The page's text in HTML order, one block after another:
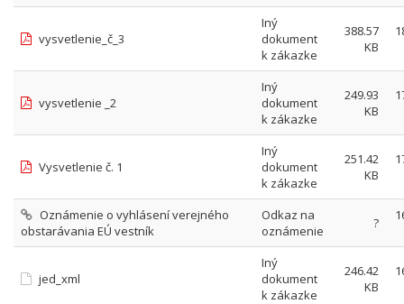
vysvetlenie_č_3
Iný
dokument
k zákazke
388.57
KB
vysvetlenie _2
Iný
dokument
k zákazke
249.93
KB
Vysvetlenie č. 1
Iný
dokument
k zákazke
251.42
KB
Oznámenie o vyhlásení verejného
obstarávania EÚ vestník
Odkaz na
oznámenie
?
jed_xml
Iný
dokument
k zákazke
246.42
KB